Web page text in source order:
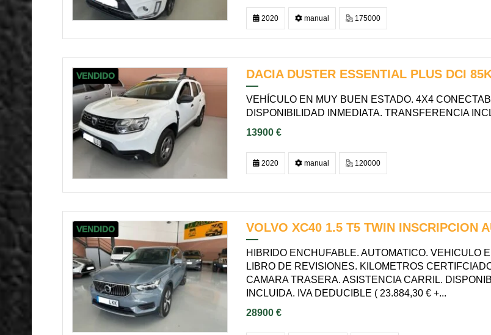
2020 manual 175000
VENDIDO DACIA DUSTER ESSENTIAL PLUS DCI
VEHÍCULO EN MUY BUEN ESTADO. 4X4
DISPONIBILIDAD INMEDIATA. TRANSFERENCIA
13900 €
2020 manual 120000
VENDIDO VOLVO XC40 1.5 T5 TWIN INSCRIPCION
HIBRIDO ENCHUFABLE. AUTOMATICO. VEHICULO
LIBRO DE REVISIONES. KILOMETROS
CAMARA TRASERA. ASISTENCIA CARRIL.
INCLUIDA. IVA DEDUCIBLE ( 23.884,30 € +...
28900 €